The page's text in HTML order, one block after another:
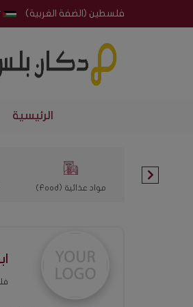
فلسطين (الضفة الغربية)
الرئيسية
مواد عذائية (Food)